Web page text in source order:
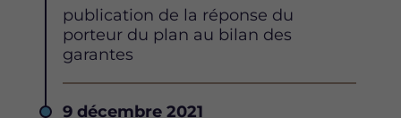
Description
publication de la réponse du
porteur du plan au bilan des
garantes
Date
9 décembre 2021